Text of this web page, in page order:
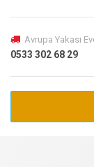
Avrupa Yakası
0533 302 68 29